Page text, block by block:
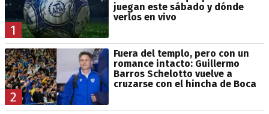
1
juegan este sábado y dónde
verlos en vivo
2
Fuera del templo, pero con un
romance intacto: Guillermo
Barros Schelotto vuelve a
cruzarse con el hincha de Boca